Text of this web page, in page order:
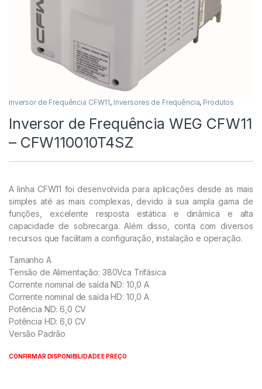
Inversor de Frequência CFW11, Inversores de Frequência, Produtos
Inversor de Frequência WEG CFW11
– CFW110010T4SZ
A linha CFW11 foi desenvolvida para aplicações desde as mais
simples até as mais complexas, devido à sua ampla gama de
funções, excelente resposta estática e dinâmica e alta
capacidade de sobrecarga. Além disso, conta com diversos
recursos que facilitam a configuração, instalação e operação.
Tamanho A
Tensão de Alimentação: 380Vca Trifásica
Corrente nominal de saída ND: 10,0 A
Corrente nominal de saída HD: 10,0 A
Potência ND: 6,0 CV
Potência HD: 6,0 CV
Versão Padrão
CONFIRMAR DISPONIBILIDADE E PREÇO